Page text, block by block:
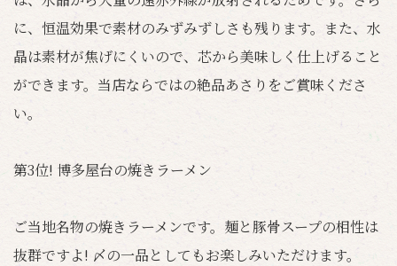
に、恒温効果で素材のみずみずしさも残ります。また、水
晶は素材が焦げにくいので、芯から美味しく仕上げること
ができます。当店ならではの絶品あさりをご賞味くださ
い。
第3位! 博多屋台の焼きラーメン
ご当地名物の焼きラーメンです。麺と豚骨スープの相性は
抜群ですよ! 〆の一品としてもお楽しみいただけます。